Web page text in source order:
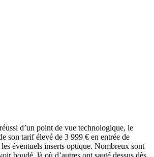
d’un point de vue technologique, le
son tarif élevé de 3 999 € en entrée de
éventuels inserts optique. Nombreux sont
boudé, là où d’autres ont sauté dessus dès